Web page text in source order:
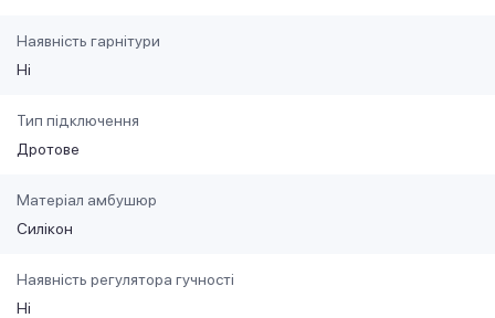
Наявність гарнітури
Ні
Тип підключення
Дротове
Матеріал амбушюр
Силікон
Наявність регулятора гучності
Ні